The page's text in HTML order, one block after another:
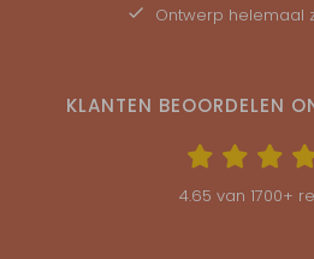
Ontwerp helemaal
KLANTEN BEOORDELEN
4.65 van 1700+